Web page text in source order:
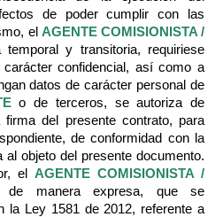
de poder cumplir con las
el AGENTE COMISIONISTA /
y transitoria, requiriese
confidencial, así como a
datos de carácter personal de
o de terceros, se autoriza de
del presente contrato, para
de conformidad con la
objeto del presente documento.
el AGENTE COMISIONISTA /
de manera expresa, que se
la Ley 1581 de 2012, referente a